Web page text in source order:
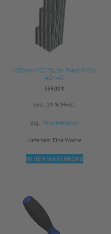
MECHANICS Starter Paket Profile
40×40
559,00 €
exkl. 19 % MwSt.
zzgl. Versandkosten
Lieferzeit: Eine Woche
IN DEN WARENKORB